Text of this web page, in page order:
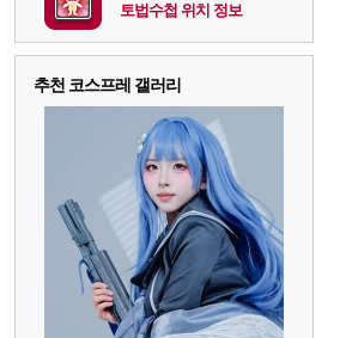
토법수첩 위치 정보
추천 코스프레 갤러리